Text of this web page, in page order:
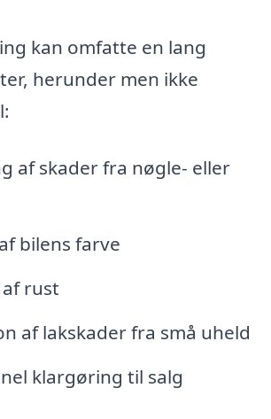
kan omfatte en lang
herunder men ikke
af skader fra nøgle- eller
bilens farve
rust
af lakskader fra små uheld
klargøring til salg